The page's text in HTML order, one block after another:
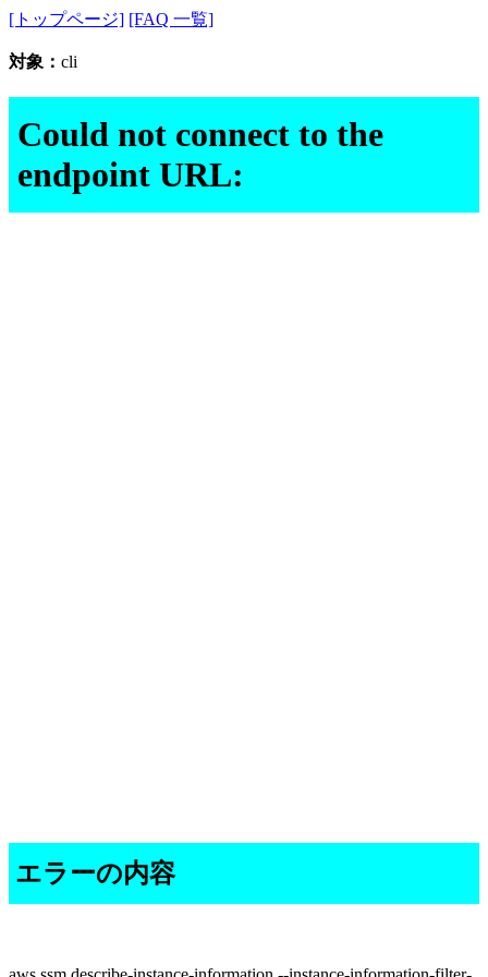
[トップページ] [FAQ 一覧]
対象： cli
Could not connect to the
endpoint URL:
エラーの内容